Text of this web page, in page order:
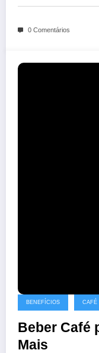
0 Comentários
BENEFÍCIOS CAFÉ
Beber Café
Mais